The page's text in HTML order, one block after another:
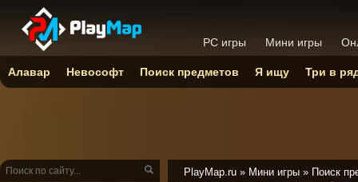
PlayMap.ru » Мини игры » Поиск
PC игры Мини игры
Алавар Невософт Поиск предметов Я ищу Три в